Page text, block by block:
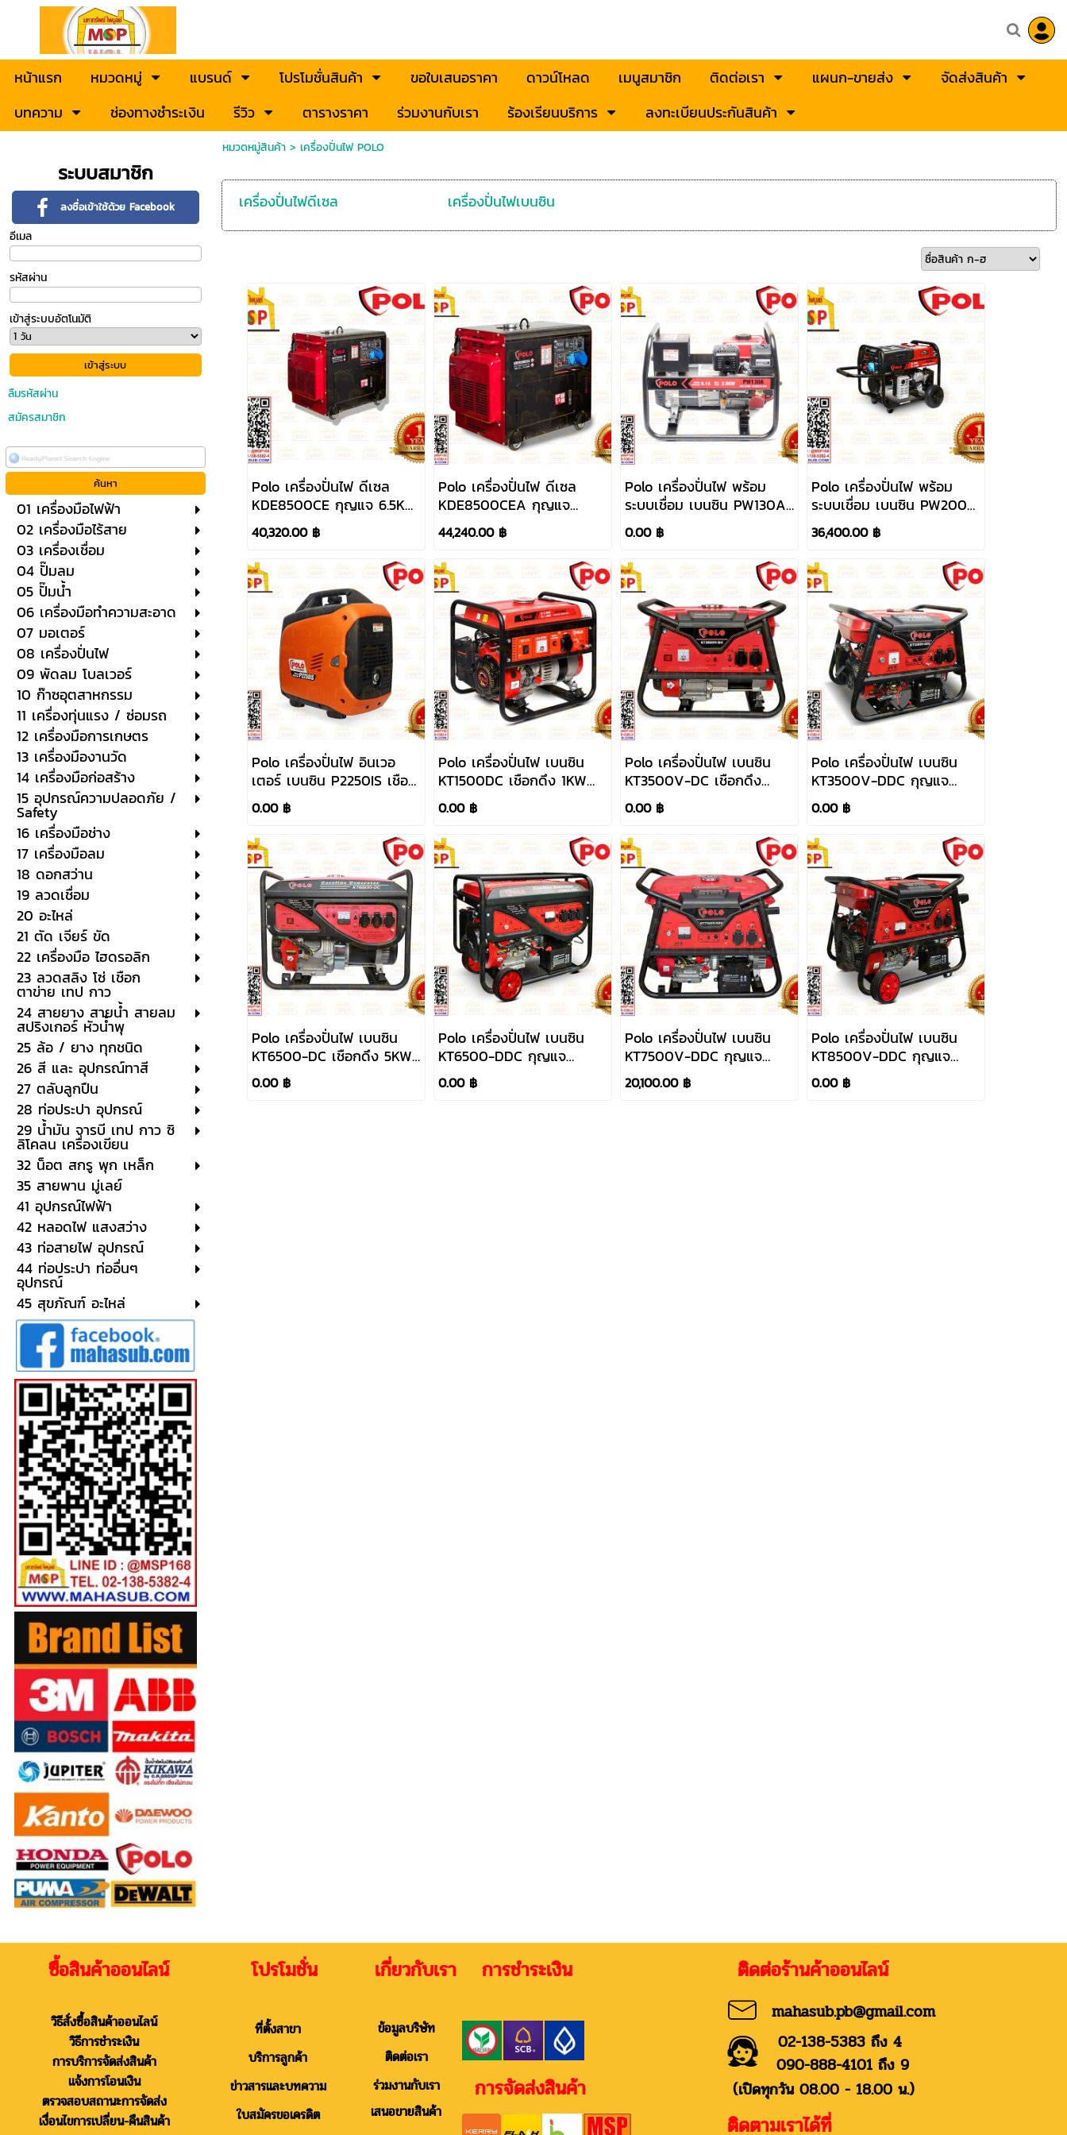
หน้าแรก หมวดหมู่ แบรนด์ โปรโมชั่นสินค้า ขอใบเสนอราคา ดาวน์โหลด เมนูสมาชิก ติดต่อเรา แผนก-ขายส่ง
จัดส่งสินค้า
บทความ
ช่องทางชำระเงิน รีวิว ตารางราคา ร่วมงานกับเรา ร้องเรียนบริการ ลงทะเบียนประกันสินค้า
ระบบสมาชิก
ลงชื่อเข้าใช้ด้วย Facebook
อีเมล
รหัสผ่าน
เข้าสู่ระบบอัตโนมัติ
ลืมรหัสผ่าน
สมัครสมาชิก
01 เครื่องมือไฟฟ้า
02 เครื่องมือไร้สาย
03 เครื่องเชื่อม
04 ปั๊มลม
05 ปั๊มน้ำ
06 เครื่องมือทำความสะอาด
07 มอเตอร์
08 เครื่องปั่นไฟ
09 พัดลม โบลเวอร์
10 ก๊าซอุตสาหกรรม
11 เครื่องทุ่นแรง / ซ่อมรถ
12 เครื่องมือการเกษตร
13 เครื่องมืองานวัด
14 เครื่องมือก่อสร้าง
15 อุปกรณ์ความปลอดภัย /
Safety
16 เครื่องมือช่าง
17 เครื่องมือลม
18 ดอกสว่าน
19 ลวดเชื่อม
20 อะไหล่
21 ตัด เจียร์ ขัด
22 เครื่องมือ ไฮดรอลิก
23 ลวดสลิง โซ่ เชือก
ตาข่าย เทป กาว
24 สายยาง สายน้ำ สายลม
สปริงเกอร์ หัวน้ำพุ
25 ล้อ / ยาง ทุกชนิด
26 สี และ อุปกรณ์ทาสี
27 ตลับลูกปืน
28 ท่อประปา อุปกรณ์
29 น้ำมัน จารบี เทป กาว ซิ
ลิโคลน เครื่องเขียน
32 น็อต สกรู พุก เหล็ก
35 สายพาน มู่เลย์
41 อุปกรณ์ไฟฟ้า
42 หลอดไฟ แสงสว่าง
43 ท่อสายไฟ อุปกรณ์
44 ท่อประปา ท่ออื่นๆ
อุปกรณ์
45 สุขภัณฑ์ อะไหล่
หมวดหมู่สินค้า> เครื่องปั่นไฟ POLO
เครื่องปั่นไฟดีเซล เครื่องปั่นไฟเบนซิน
Polo เครื่องปั่นไฟ ดีเซล
KDE8500CE กุญแจ 6.5KW
220V
40,320.00 ฿
Polo เครื่องปั่นไฟ ดีเซล
KDE8500CEA กุญแจ
6.5KW ATS 220V
44,240.00 ฿
Polo เครื่องปั่นไฟ พร้อม
ระบบเชื่อม เบนซิน PW130A
เชือกดึง 2.5KW 220V
0.00 ฿
Polo เครื่องปั่นไฟ พร้อม
ระบบเชื่อม เบนซิน PW200A
กุญแจ 5.5KW 220V
36,400.00 ฿
Polo เครื่องปั่นไฟ อินเวอ
เตอร์ เบนซิน P2250IS เชือก
ดึง 2KW 220V
0.00 ฿
Polo เครื่องปั่นไฟ เบนซิน
KT1500DC เชือกดึง 1KW
220V
0.00 ฿
Polo เครื่องปั่นไฟ เบนซิน
KT3500V-DC เชือกดึง
2.8KW 220V
0.00 ฿
Polo เครื่องปั่นไฟ เบนซิน
KT3500V-DDC กุญแจ
2.8KW 220V
0.00 ฿
Polo เครื่องปั่นไฟ เบนซิน
KT6500-DC เชือกดึง 5KW
220V
0.00 ฿
Polo เครื่องปั่นไฟ เบนซิน
KT6500-DDC กุญแจ
5.5KW 220V
0.00 ฿
Polo เครื่องปั่นไฟ เบนซิน
KT7500V-DDC กุญแจ
6.5KW 220V
20,100.00 ฿
Polo เครื่องปั่นไฟ เบนซิน
KT8500V-DDC กุญแจ
7.8KW 220V
0.00 ฿
ซื้อสินค้าออนไลน์ โปรโมชั่น เกี่ยวกับเรา การชำระเงิน ติดต่อร้านค้าออนไลน์
วิธีสั่งซื้อสินค้าออนไลน์
วิธีการชำระเงิน
การบริการจัดส่งสินค้า
แจ้งการโอนเงิน
ตรวจสอบสถานะการจัดส่ง
เงื่อนไขการเปลี่ยน-คืนสินค้า
ที่ตั้งสาขา
บริการลูกค้า
ข่าวสารและบทความ
ใบสมัครขอเครดิต
ข้อมูลบริษัท
ติดต่อเรา
ร่วมงานกับเรา
เสนอขายสินค้า
การจัดส่งสินค้า
mahasub.pb@gmail.com
02-138-5383 ถึง 4
090-888-4101 ถึง 9
(เปิดทุกวัน 08.00 - 18.00 น.)
ติดตามเราได้ที่